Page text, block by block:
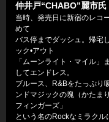
仲井戸“CHABO”麗市氏
当時、発売日に新宿のレコ
めて
バス停までダッシュ。帰宅
ック•アウト
「ムーンライト・マイル
してエンドレス。
ブルース、R&Bをたっぷり
ンドマジックの塊（かたま
フィンガーズ」
という名のRockなミラクル